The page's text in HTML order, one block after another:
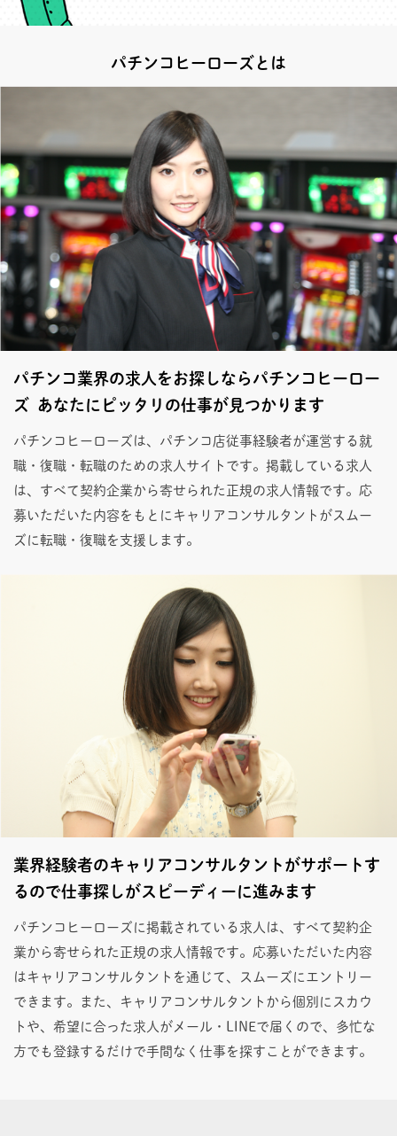
パチンコヒーローズとは
パチンコ業界の求人をお探しならパチンコヒーロー
ズ あなたにピッタリの仕事が見つかります
パチンコヒーローズは、パチンコ店従事経験者が運営する就
職・復職・転職のための求人サイトです。掲載している求人
は、すべて契約企業から寄せられた正規の求人情報です。応
募いただいた内容をもとにキャリアコンサルタントがスムー
ズに転職・復職を支援します。
業界経験者のキャリアコンサルタントがサポートす
るので仕事探しがスピーディーに進みます
パチンコヒーローズに掲載されている求人は、すべて契約企
業から寄せられた正規の求人情報です。応募いただいた内容
はキャリアコンサルタントを通じて、スムーズにエントリー
できます。また、キャリアコンサルタントから個別にスカウ
トや、希望に合った求人がメール・LINEで届くので、多忙な
方でも登録するだけで手間なく仕事を探すことができます。